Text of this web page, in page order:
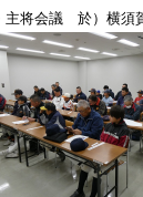
主将会議 於）横